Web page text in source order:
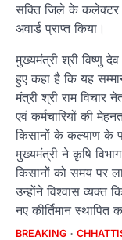
सक्ति जिले के कलेक्टर
अवार्ड प्राप्त किया।
मुख्यमंत्री श्री विष्णु
हुए कहा है कि यह
मंत्री श्री राम विचार
एवं कर्मचारियों की
किसानों के कल्याण के
मुख्यमंत्री ने कृषि
किसानों को समय पर
उन्होंने विश्वास व्यक्त
नए कीर्तिमान स्थापित
BREAKING